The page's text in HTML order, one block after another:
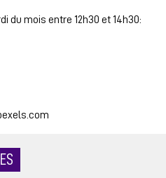
du mois entre 12h30 et 14h30: